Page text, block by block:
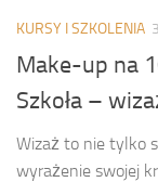
KURSY I SZKOLENIA
Make-up na
Szkoła –
Wizaż to nie tylko
wyrażenie swojej